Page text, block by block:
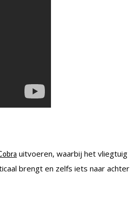
uitvoeren, waarbij het vliegtuig
brengt en zelfs iets naar achter